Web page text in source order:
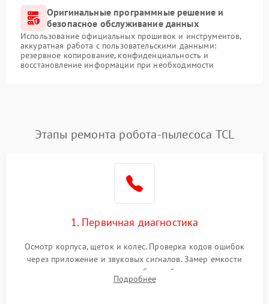
Оригинальные программные решение и
безопасное обслуживание данных
Использование официальных прошивок и инструментов,
аккуратная работа с пользовательскими данными:
резервное копирование, конфиденциальность и
восстановление информации при необходимости
Этапы ремонта робота-пылесоса TCL
1. Первичная диагностика
Осмотр корпуса, щеток и колес. Проверка кодов ошибок
через приложение и звуковых сигналов. Замер емкости
аккумулятора и тестирование базовой станции зарядки.
Оценка работы лидара, бампера и датчиков падения для
Подробнее